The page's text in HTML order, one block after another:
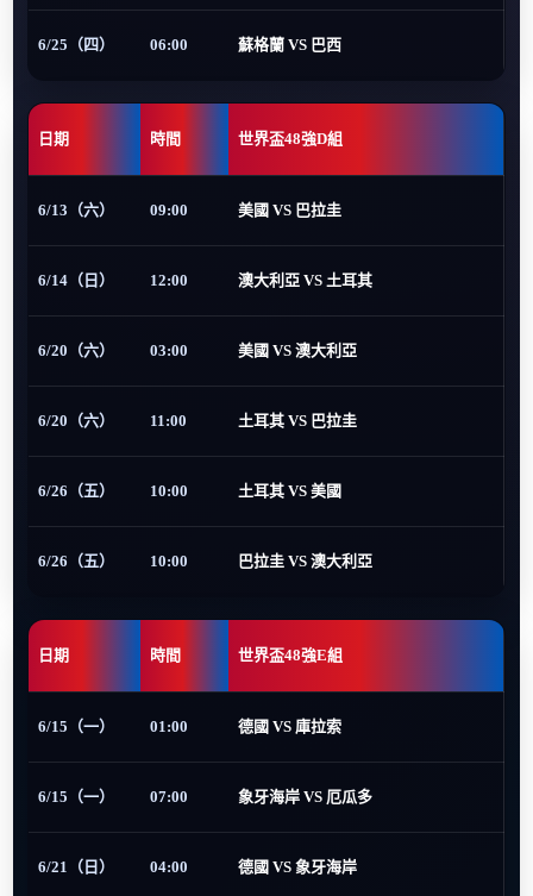
6/25（四） 06:00 蘇格蘭 VS 巴西
日期 時間 世界盃48強D組
6/13（六） 09:00 美國 VS 巴拉圭
6/14（日） 12:00 澳大利亞 VS 土耳其
6/20（六） 03:00 美國 VS 澳大利亞
6/20（六） 11:00 土耳其 VS 巴拉圭
6/26（五） 10:00 土耳其 VS 美國
6/26（五） 10:00 巴拉圭 VS 澳大利亞
日期 時間 世界盃48強E組
6/15（一） 01:00 德國 VS 庫拉索
6/15（一） 07:00 象牙海岸 VS 厄瓜多
6/21（日） 04:00 德國 VS 象牙海岸